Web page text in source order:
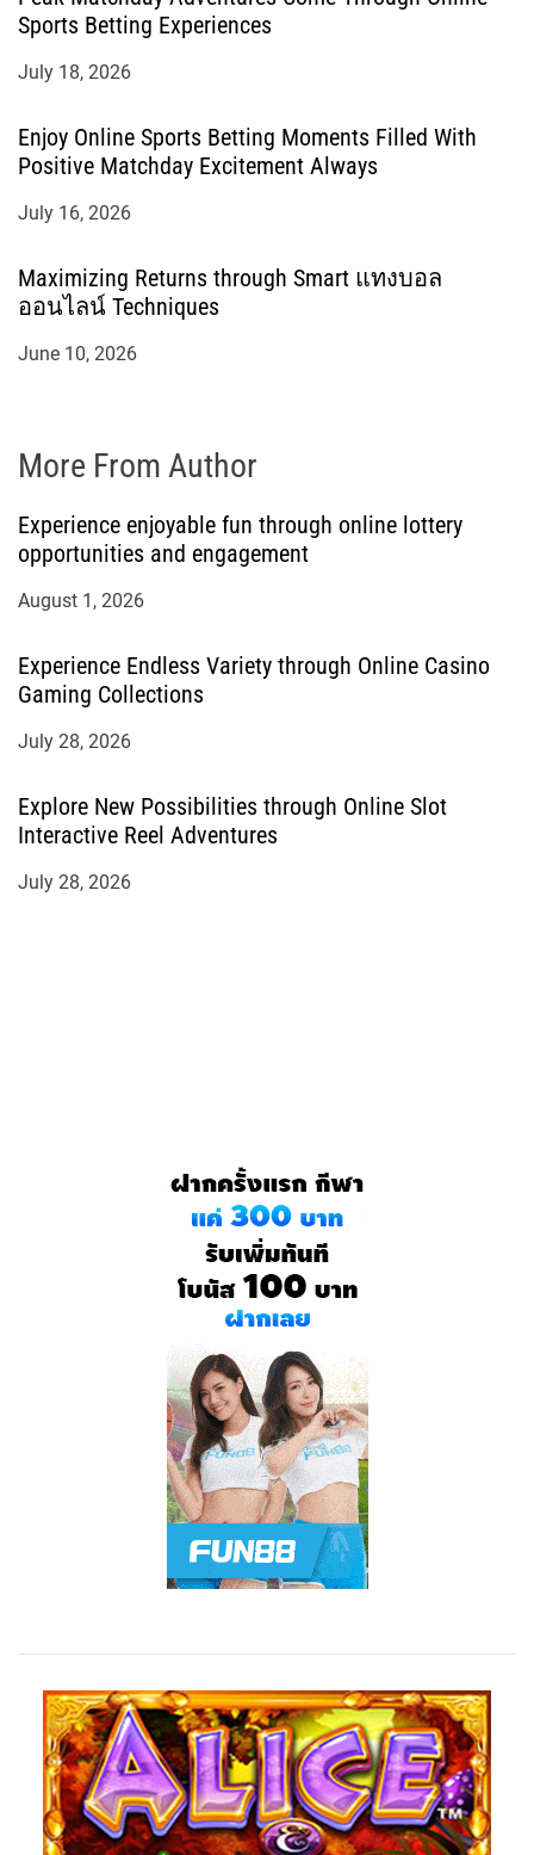
Sports Betting Experiences
July 18, 2026
Enjoy Online Sports Betting Moments Filled With
Positive Matchday Excitement Always
July 16, 2026
Maximizing Returns through Smart แทงบอล
ออนไลน์ Techniques
June 10, 2026
More From Author
Experience enjoyable fun through online lottery
opportunities and engagement
August 1, 2026
Experience Endless Variety through Online Casino
Gaming Collections
July 28, 2026
Explore New Possibilities through Online Slot
Interactive Reel Adventures
July 28, 2026